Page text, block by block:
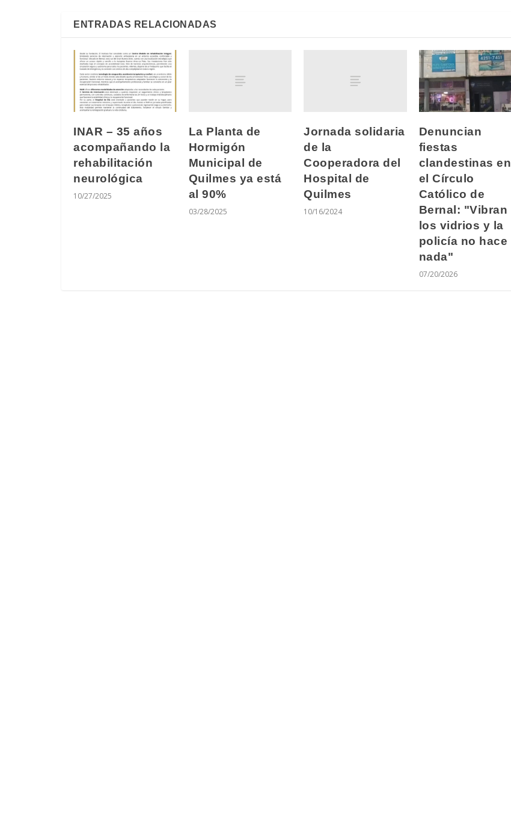
ENTRADAS RELACIONADAS
INAR – 35 años
acompañando la
rehabilitación
neurológica
10/27/2025
La Planta de
Hormigón
Municipal de
Quilmes ya está
al 90%
03/28/2025
Jornada solidaria
de la
Cooperadora del
Hospital de
Quilmes
10/16/2024
Denuncian
fiestas
clandestinas en
el Círculo
Católico de
Bernal: "Vibran
los vidrios y la
policía no hace
nada"
07/20/2026